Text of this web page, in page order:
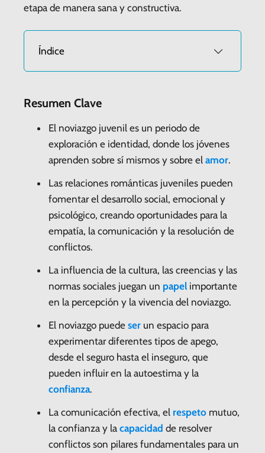
etapa de manera sana y constructiva.
Índice
Resumen Clave
El noviazgo juvenil es un periodo de
exploración e identidad, donde los jóvenes
aprenden sobre sí mismos y sobre el amor.
Las relaciones románticas juveniles pueden
fomentar el desarrollo social, emocional y
psicológico, creando oportunidades para la
empatía, la comunicación y la resolución de
conflictos.
La influencia de la cultura, las creencias y las
normas sociales juegan un papel importante
en la percepción y la vivencia del noviazgo.
El noviazgo puede ser un espacio para
experimentar diferentes tipos de apego,
desde el seguro hasta el inseguro, que
pueden influir en la autoestima y la
confianza.
La comunicación efectiva, el respeto mutuo,
la confianza y la capacidad de resolver
conflictos son pilares fundamentales para un